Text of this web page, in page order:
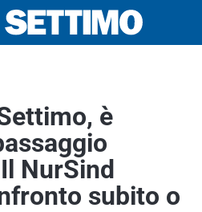
è
NurSind
subito o